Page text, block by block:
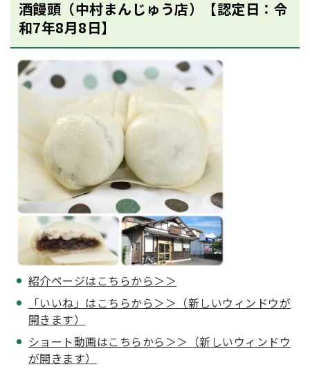
酒饅頭（中村まんじゅう店）【認定日：令
和7年8月8日】
紹介ページはこちらから＞＞
「いいね」はこちらから＞＞（新しいウィンドウが
開きます）
ショート動画はこちらから＞＞（新しいウィンドウ
が開きます）